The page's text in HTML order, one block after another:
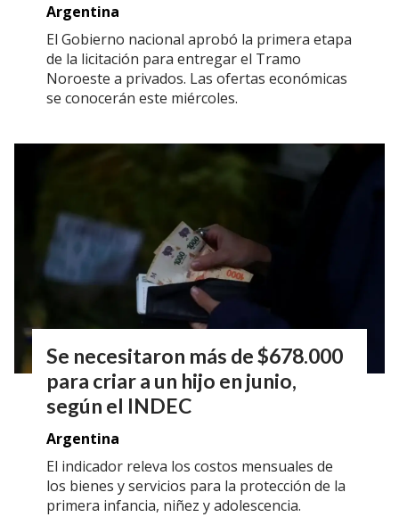
Argentina
El Gobierno nacional aprobó la primera etapa
de la licitación para entregar el Tramo
Noroeste a privados. Las ofertas económicas
se conocerán este miércoles.
Se necesitaron más de $678.000
para criar a un hijo en junio,
según el INDEC
Argentina
El indicador releva los costos mensuales de
los bienes y servicios para la protección de la
primera infancia, niñez y adolescencia.